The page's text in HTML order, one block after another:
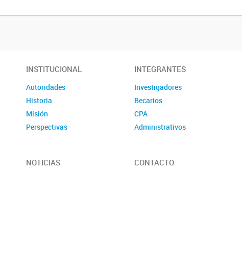
INSTITUCIONAL
Autoridades
Historia
Misión
Perspectivas
INTEGRANTES
Investigadores
Becarios
CPA
Administrativos
NOTICIAS CONTACTO